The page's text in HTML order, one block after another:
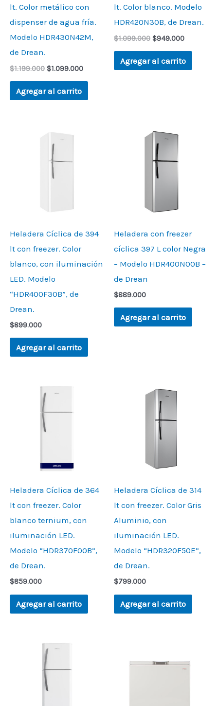
lt. Color metálico con
dispenser de agua fría.
Modelo HDR430N42M,
de Drean.
$1.199.000 $1.099.000
Agregar al carrito
lt. Color blanco. Modelo
HDR420N30B, de Drean.
$1.099.000 $949.000
Agregar al carrito
Heladera Cíclica de 394
lt con freezer. Color
blanco, con iluminación
LED. Modelo
“HDR400F30B”, de
Drean.
$899.000
Agregar al carrito
Heladera con freezer
cíclica 397 L color Negra
– Modelo HDR400N00B –
de Drean
$889.000
Agregar al carrito
Heladera Cíclica de 364
lt con freezer. Color
blanco ternium, con
iluminación LED.
Modelo “HDR370F00B”,
de Drean.
$859.000
Agregar al carrito
Heladera Cíclica de 314
lt con freezer. Color Gris
Aluminio, con
iluminación LED.
Modelo “HDR320F50E”,
de Drean.
$799.000
Agregar al carrito